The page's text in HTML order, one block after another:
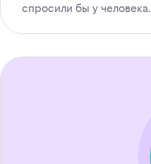
спросили бы у человека.